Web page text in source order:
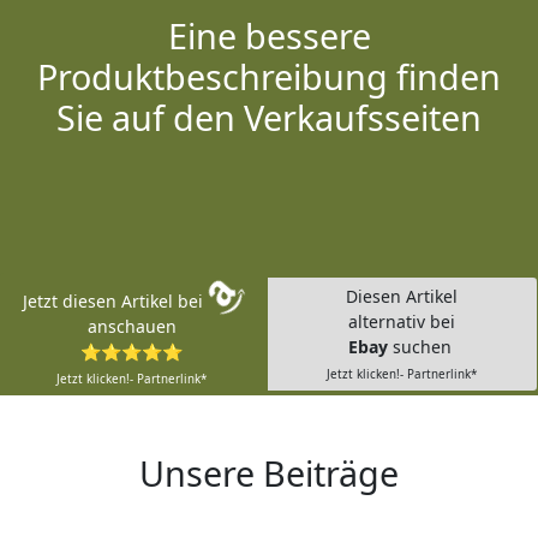
Eine bessere
Produktbeschreibung finden
Sie auf den Verkaufsseiten
Jetzt diesen Artikel bei
anschauen
⭐⭐⭐⭐⭐
Jetzt klicken!- Partnerlink*
Diesen Artikel
alternativ bei
Ebay suchen
Jetzt klicken!- Partnerlink*
Unsere Beiträge